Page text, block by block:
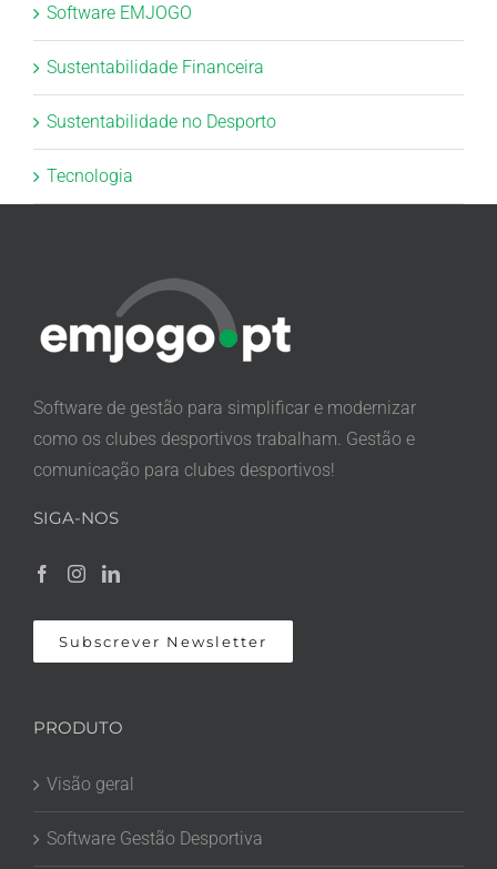
Software EMJOGO
Sustentabilidade Financeira
Sustentabilidade no Desporto
Tecnologia
Software de gestão para simplificar e modernizar
como os clubes desportivos trabalham. Gestão e
comunicação para clubes desportivos!
SIGA-NOS
Subscrever Newsletter
PRODUTO
Visão geral
Software Gestão Desportiva